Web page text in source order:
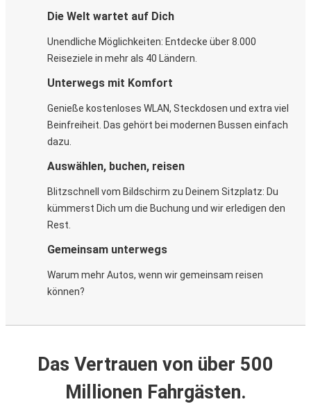
Die Welt wartet auf Dich
Unendliche Möglichkeiten: Entdecke über 8.000
Reiseziele in mehr als 40 Ländern.
Unterwegs mit Komfort
Genieße kostenloses WLAN, Steckdosen und extra viel
Beinfreiheit. Das gehört bei modernen Bussen einfach
dazu.
Auswählen, buchen, reisen
Blitzschnell vom Bildschirm zu Deinem Sitzplatz: Du
kümmerst Dich um die Buchung und wir erledigen den
Rest.
Gemeinsam unterwegs
Warum mehr Autos, wenn wir gemeinsam reisen
können?
Das Vertrauen von über 500
Millionen Fahrgästen.